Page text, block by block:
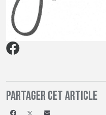
Partager cet article